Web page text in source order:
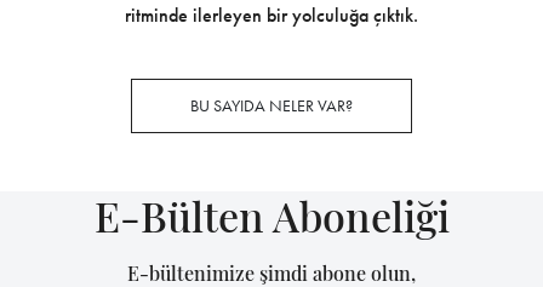
ritminde ilerleyen bir yolculuğa çıktık.
BU SAYIDA NELER VAR?
E-Bülten Aboneliği
E-bültenimize şimdi abone olun,